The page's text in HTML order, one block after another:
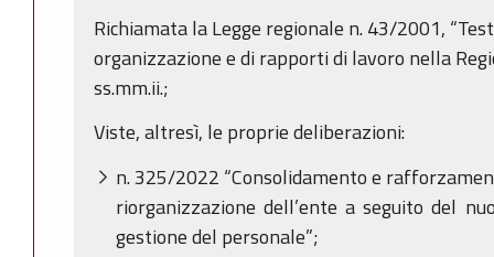
Richiamata la Legge regionale n. 43/2001,
organizzazione e di rapporti di lavoro nella
ss.mm.ii.;
Viste, altresì, le proprie deliberazioni:
n. 325/2022 “Consolidamento e
riorganizzazione dell’ente a seguito del
gestione del personale”;